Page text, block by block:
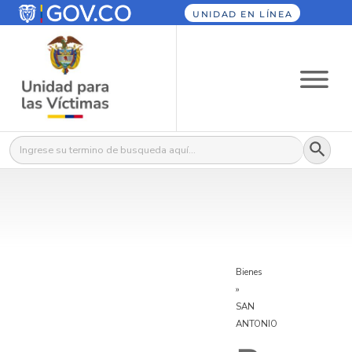
UNIDAD EN LÍNEA
Buscar: Botón
Bienes
»
SAN
ANTONIO